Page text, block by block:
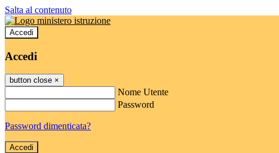
Salta al contenuto
Accedi
Accedi
button close ×
Nome Utente
Password
Password dimenticata?